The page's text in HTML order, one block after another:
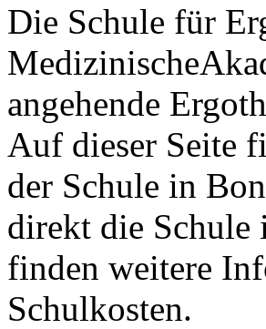
Die Schule für
angehende
Auf dieser Seite
der Schule in
direkt die Schule
finden weitere
Schulkosten.